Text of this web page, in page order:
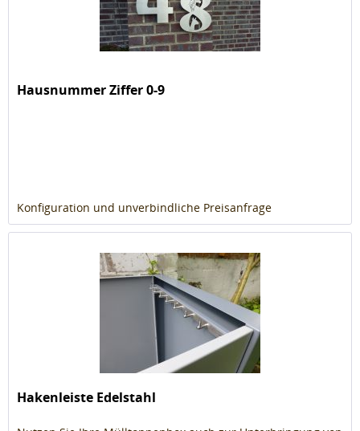
Hausnummer Ziffer 0-9
Konfiguration und unverbindliche Preisanfrage
Hakenleiste Edelstahl